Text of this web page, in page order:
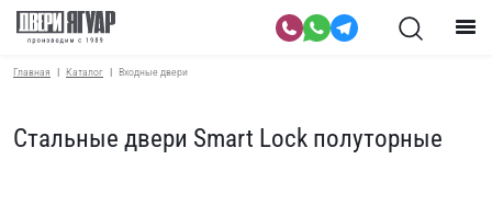
Главная Каталог Входные двери
Стальные двери Smart Lock полуторные